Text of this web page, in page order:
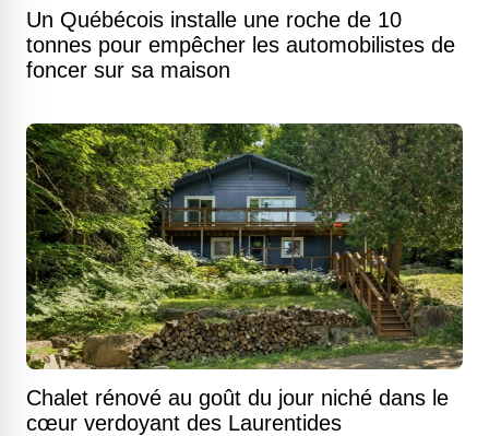
Un Québécois installe une roche de 10
tonnes pour empêcher les automobilistes de
foncer sur sa maison
Chalet rénové au goût du jour niché dans le
cœur verdoyant des Laurentides